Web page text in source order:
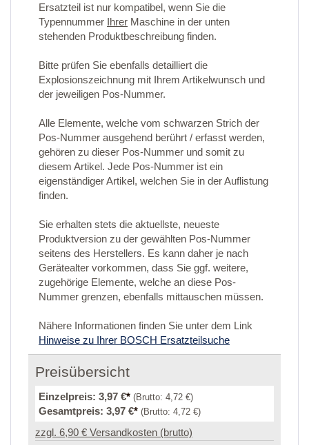
Ersatzteil ist nur kompatibel, wenn Sie die
Typennummer Ihrer Maschine in der unten
stehenden Produktbeschreibung finden.
Bitte prüfen Sie ebenfalls detailliert die
Explosionszeichnung mit Ihrem Artikelwunsch und
der jeweiligen Pos-Nummer.
Alle Elemente, welche vom schwarzen Strich der
Pos-Nummer ausgehend berührt / erfasst werden,
gehören zu dieser Pos-Nummer und somit zu
diesem Artikel. Jede Pos-Nummer ist ein
eigenständiger Artikel, welchen Sie in der Auflistung
finden.
Sie erhalten stets die aktuellste, neueste
Produktversion zu der gewählten Pos-Nummer
seitens des Herstellers. Es kann daher je nach
Gerätealter vorkommen, dass Sie ggf. weitere,
zugehörige Elemente, welche an diese Pos-
Nummer grenzen, ebenfalls mittauschen müssen.
Nähere Informationen finden Sie unter dem Link
Hinweise zu Ihrer BOSCH Ersatzteilsuche
Preisübersicht
Einzelpreis: 3,97 €* (Brutto: 4,72 €)
Gesamtpreis: 3,97 €* (Brutto: 4,72 €)
zzgl. 6,90 € Versandkosten (brutto)